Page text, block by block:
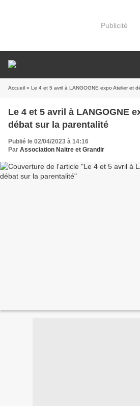
Publicité
Accueil » Le 4 et 5 avril à LANGOGNE expo Atelier et
Le 4 et 5 avril à LANGOGNE
débat sur la parentalité
Publié le 02/04/2023 à 14:16
Par Association Naitre et Grandir